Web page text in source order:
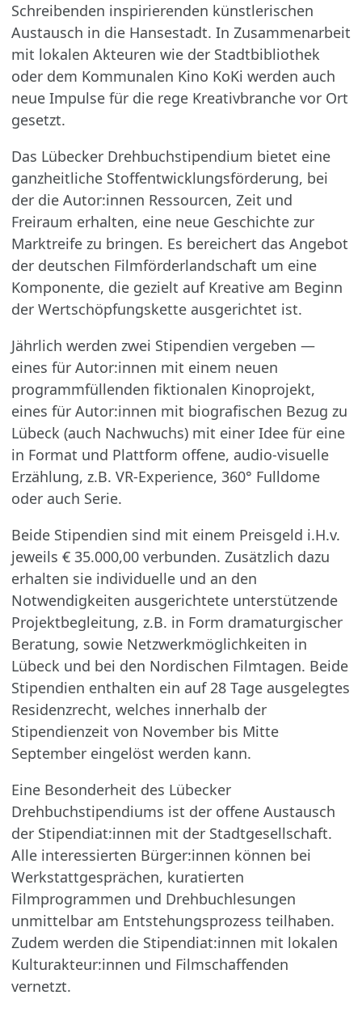
Schreibenden inspirierenden künstlerischen
Austausch in die Hansestadt. In Zusammenarbeit
mit lokalen Akteuren wie der Stadtbibliothek
oder dem Kommunalen Kino KoKi werden auch
neue Impulse für die rege Kreativbranche vor Ort
gesetzt.
Das Lübecker Drehbuchstipendium bietet eine
ganzheitliche Stoffentwicklungsförderung, bei
der die Autor:innen Ressourcen, Zeit und
Freiraum erhalten, eine neue Geschichte zur
Marktreife zu bringen. Es bereichert das Angebot
der deutschen Filmförderlandschaft um eine
Komponente, die gezielt auf Kreative am Beginn
der Wertschöpfungskette ausgerichtet ist.
Jährlich werden zwei Stipendien vergeben —
eines für Autor:innen mit einem neuen
programmfüllenden fiktionalen Kinoprojekt,
eines für Autor:innen mit biografischen Bezug zu
Lübeck (auch Nachwuchs) mit einer Idee für eine
in Format und Plattform offene, audio-visuelle
Erzählung, z.B. VR-Experience, 360° Fulldome
oder auch Serie.
Beide Stipendien sind mit einem Preisgeld i.H.v.
jeweils € 35.000,00 verbunden. Zusätzlich dazu
erhalten sie individuelle und an den
Notwendigkeiten ausgerichtete unterstützende
Projektbegleitung, z.B. in Form dramaturgischer
Beratung, sowie Netzwerkmöglichkeiten in
Lübeck und bei den Nordischen Filmtagen. Beide
Stipendien enthalten ein auf 28 Tage ausgelegtes
Residenzrecht, welches innerhalb der
Stipendienzeit von November bis Mitte
September eingelöst werden kann.
Eine Besonderheit des Lübecker
Drehbuchstipendiums ist der offene Austausch
der Stipendiat:innen mit der Stadtgesellschaft.
Alle interessierten Bürger:innen können bei
Werkstattgesprächen, kuratierten
Filmprogrammen und Drehbuchlesungen
unmittelbar am Entstehungsprozess teilhaben.
Zudem werden die Stipendiat:innen mit lokalen
Kulturakteur:innen und Filmschaffenden
vernetzt.